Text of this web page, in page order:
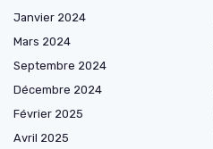
Janvier 2024
Mars 2024
Septembre 2024
Décembre 2024
Février 2025
Avril 2025